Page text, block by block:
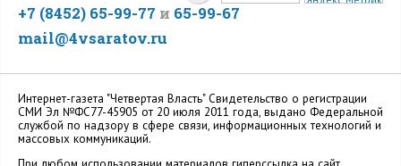
+7 (8452) 65-99-77 и 65-99-67
mail@4vsaratov.ru
Интернет-газета "Четвертая Власть" Cвидетельство о регистрации
СМИ Эл №ФС77-45905 от 20 июля 2011 года, выдано Федеральной
службой по надзору в сфере связи, информационных технологий и
массовых коммуникаций.